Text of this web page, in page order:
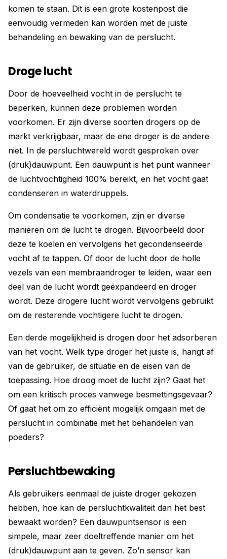
komen te staan. Dit is een grote kostenpost die
eenvoudig vermeden kan worden met de juiste
behandeling en bewaking van de perslucht.
Droge lucht
Door de hoeveelheid vocht in de perslucht te
beperken, kunnen deze problemen worden
voorkomen. Er zijn diverse soorten drogers op de
markt verkrijgbaar, maar de ene droger is de andere
niet. In de persluchtwereld wordt gesproken over
(druk)dauwpunt. Een dauwpunt is het punt wanneer
de luchtvochtigheid 100% bereikt, en het vocht gaat
condenseren in waterdruppels.
Om condensatie te voorkomen, zijn er diverse
manieren om de lucht te drogen. Bijvoorbeeld door
deze te koelen en vervolgens het gecondenseerde
vocht af te tappen. Of door de lucht door de holle
vezels van een membraandroger te leiden, waar een
deel van de lucht wordt geëxpandeerd en droger
wordt. Deze drogere lucht wordt vervolgens gebruikt
om de resterende vochtigere lucht te drogen.
Een derde mogelijkheid is drogen door het adsorberen
van het vocht. Welk type droger het juiste is, hangt af
van de gebruiker, de situatie en de eisen van de
toepassing. Hoe droog moet de lucht zijn? Gaat het
om een kritisch proces vanwege besmettingsgevaar?
Of gaat het om zo efficiënt mogelijk omgaan met de
perslucht in combinatie met het behandelen van
poeders?
Persluchtbewaking
Als gebruikers eenmaal de juiste droger gekozen
hebben, hoe kan de persluchtkwaliteit dan het best
bewaakt worden? Een dauwpuntsensor is een
simpele, maar zeer doeltreffende manier om het
(druk)dauwpunt aan te geven. Zo’n sensor kan